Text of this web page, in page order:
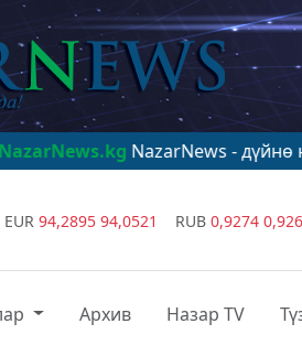
NazarNews - дүйнө назарында!
EUR 94,2895 94,0521 RUB 0,9274
Архив Назар TV